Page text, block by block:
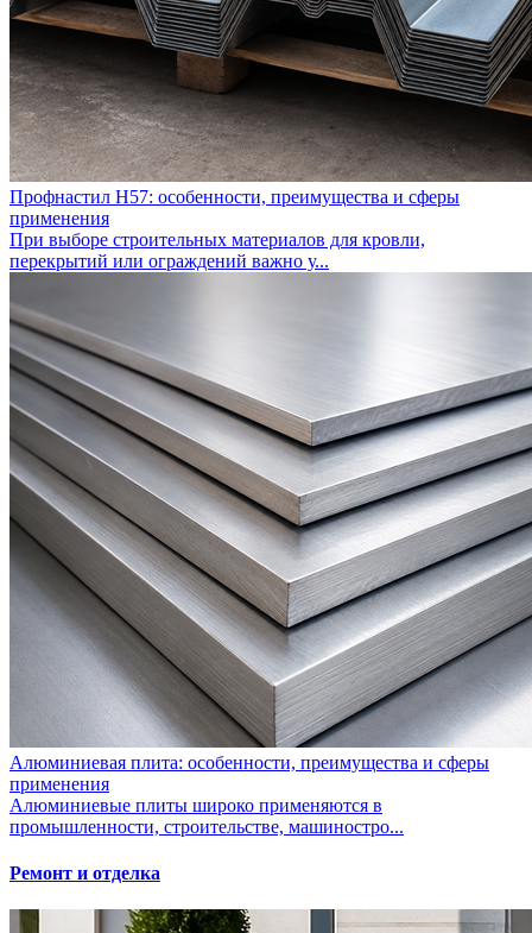
Профнастил Н57: особенности, преимущества и сферы
применения
При выборе строительных материалов для кровли,
перекрытий или ограждений важно у...
Алюминиевая плита: особенности, преимущества и сферы
применения
Алюминиевые плиты широко применяются в
промышленности, строительстве, машиностро...
Ремонт и отделка